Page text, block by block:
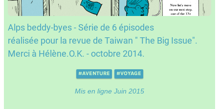
Alps beddy-byes - Série de 6 épisodes
réalisée pour la revue de Taiwan " The Big Issue".
Merci à Hélène.O.K. - octobre 2014.
#AVENTURE #VOYAGE
Mis en ligne Juin 2015